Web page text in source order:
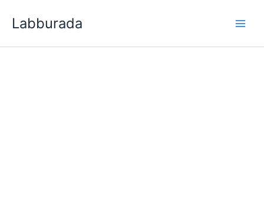
atlaLabburada